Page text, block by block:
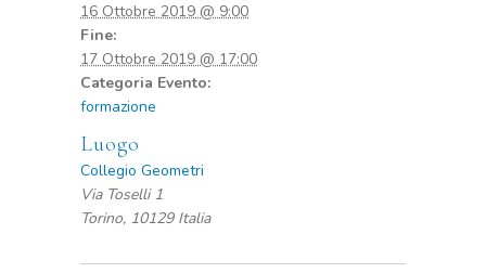
16 Ottobre 2019 @ 9:00
Fine:
17 Ottobre 2019 @ 17:00
Categoria Evento:
formazione
Luogo
Collegio Geometri
Via Toselli 1
Torino, 10129 Italia